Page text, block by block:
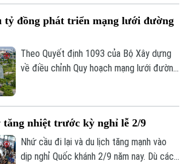
tư ban đầu.
tỷ đồng phát triển mạng lưới đường
Theo Quyết định 1093 của Bộ Xây dựng
về điều chỉnh Quy hoạch mạng lưới đường
dài 6.658km, gồm 7 tuyến hiện có và 18
tuyến xây dựng mới.
tăng nhiệt trước kỳ nghỉ lễ 2/9
Nhứ cầu đi lại và du lịch tăng mạnh vào
dịp nghỉ Quốc khánh 2/9 năm nay. Dù các